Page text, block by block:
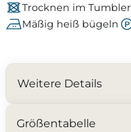
Trocknen im
Mäßig heiß bügeln
Weitere Details
Größentabelle